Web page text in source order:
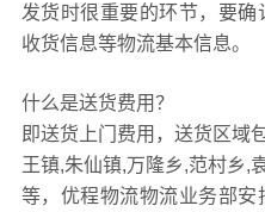
发货时很重要的环节，要确
收货信息等物流基本信息。
什么是送货费用？
即送货上门费用，送货区域
王镇,朱仙镇,万隆乡,范村乡,
等，优程物流物流业务部